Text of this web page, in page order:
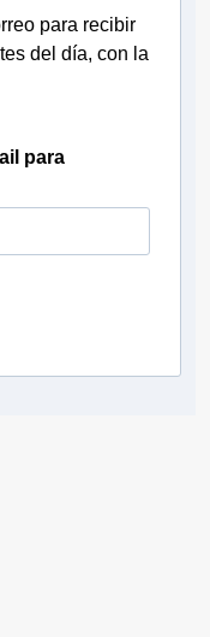
para recibir
del día, con la
para